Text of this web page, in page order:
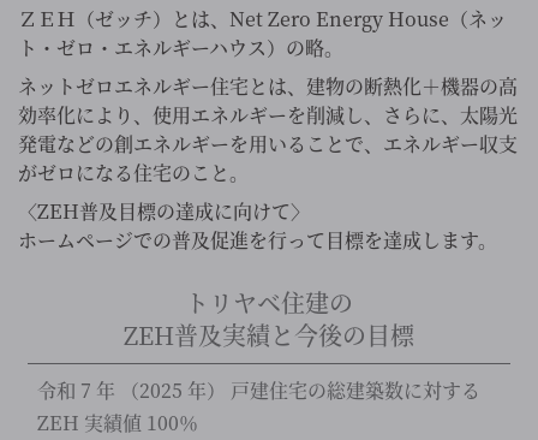
ＺＥＨ（ゼッチ）とは、Net Zero Energy House（ネッ
ト・ゼロ・エネルギーハウス）の略。
ネットゼロエネルギー住宅とは、建物の断熱化＋機器の高
効率化により、使用エネルギーを削減し、さらに、太陽光
発電などの創エネルギーを用いることで、エネルギー収支
がゼロになる住宅のこと。
〈ZEH普及目標の達成に向けて〉
ホームページでの普及促進を行って目標を達成します。
トリヤベ住建の
ZEH普及実績と今後の目標
令和 7 年 （2025 年） 戸建住宅の総建築数に対する
ZEH 実績値 100％